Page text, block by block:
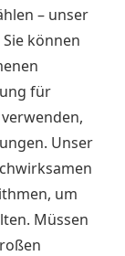
– unser
können
für
Unser
um
Müssen